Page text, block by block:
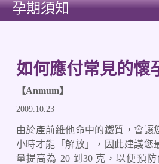
孕期須知
如何應付常見的懷
【Anmum】
2009.10.23
由於產前維他命中的鐵質，會讓
小時才能「解放」，因此建議您
量提高為 20 到30 克，以便預